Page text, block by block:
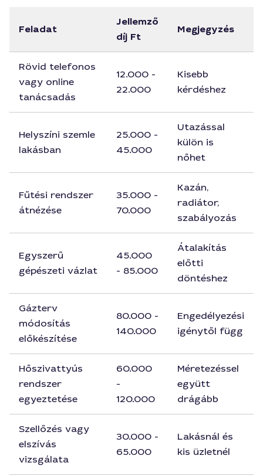
Feladat
Jellemző
díj Ft
Megjegyzés
Rövid telefonos
vagy online
tanácsadás
12.000 -
22.000
Kisebb
kérdéshez
Helyszíni szemle
lakásban
25.000 -
45.000
Utazással
külön is
nőhet
Fűtési rendszer
átnézése
35.000 -
70.000
Kazán,
radiátor,
szabályozás
Egyszerű
gépészeti vázlat
45.000
- 85.000
Átalakítás
előtti
döntéshez
Gázterv
módosítás
előkészítése
80.000 -
140.000
Engedélyezési
igénytől függ
Hőszivattyús
rendszer
egyeztetése
60.000
-
120.000
Méretezéssel
együtt
drágább
Szellőzés vagy
elszívás
vizsgálata
30.000 -
65.000
Lakásnál és
kis üzletnél